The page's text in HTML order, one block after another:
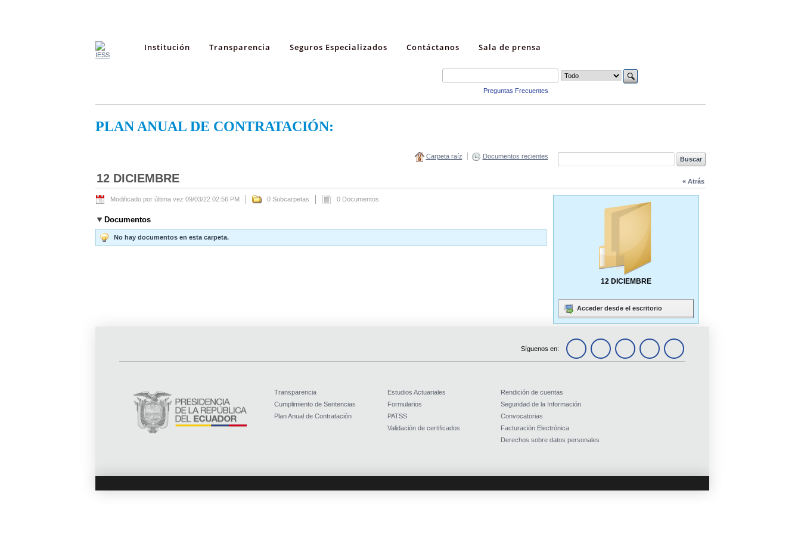
Institución Transparencia Seguros Especializados Contáctanos Sala de prensa
Preguntas Frecuentes
PLAN ANUAL DE CONTRATACIÓN:
Carpeta raíz Documentos recientes
« Atrás
12 DICIEMBRE
Modificado por última vez 09/03/22 02:56 PM 0 Subcarpetas 0 Documentos
Documentos
No hay documentos en esta carpeta.
12 DICIEMBRE
Acceder desde el escritorio
Síguenos en:
Transparencia
Cumplimiento de Sentencias
Plan Anual de Contratación
Estudios Actuariales
Formularios
PATSS
Validación de certificados
Rendición de cuentas
Seguridad de la Información
Convocatorias
Facturación Electrónica
Derechos sobre datos personales